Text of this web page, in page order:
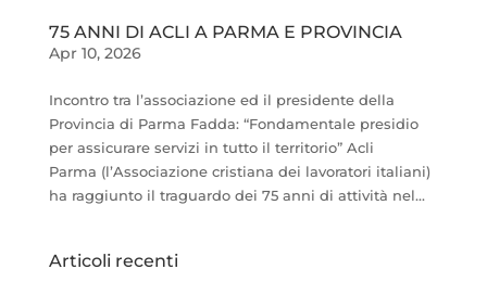
75 ANNI DI ACLI A PARMA E PROVINCIA
Apr 10, 2026
Incontro tra l’associazione ed il presidente della
Provincia di Parma Fadda: “Fondamentale presidio
per assicurare servizi in tutto il territorio” Acli
Parma (l’Associazione cristiana dei lavoratori italiani)
ha raggiunto il traguardo dei 75 anni di attività nel...
Articoli recenti